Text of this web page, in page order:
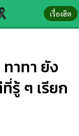
เรื่องฮิต
าทา ยัง
รู้ ๆ เรียก